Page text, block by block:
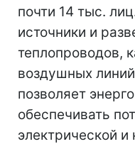
почти 14 тыс.
источники и
теплопроводов,
воздушных
позволяет
обеспечивать
электрической и